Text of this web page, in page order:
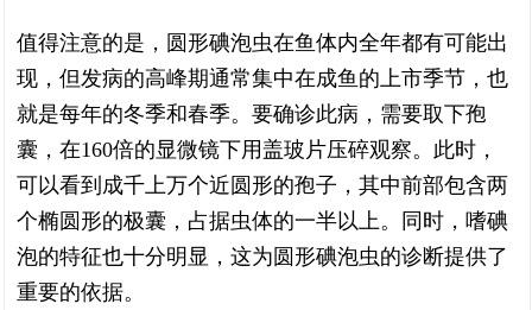
值得注意的是，圆形碘泡虫在鱼体内全年都有可能出
现，但发病的高峰期通常集中在成鱼的上市季节，也
就是每年的冬季和春季。要确诊此病，需要取下孢
囊，在160倍的显微镜下用盖玻片压碎观察。此时，
可以看到成千上万个近圆形的孢子，其中前部包含两
个椭圆形的极囊，占据虫体的一半以上。同时，嗜碘
泡的特征也十分明显，这为圆形碘泡虫的诊断提供了
重要的依据。